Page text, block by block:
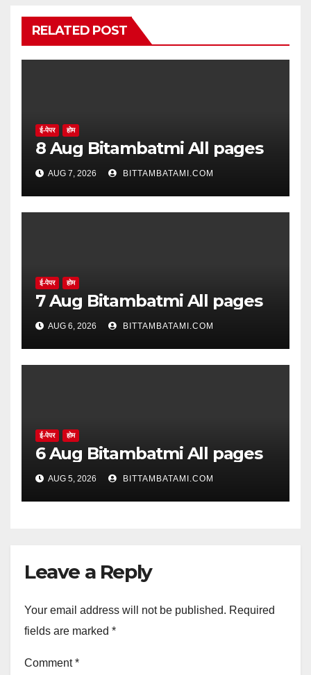
RELATED POST
ई-पेपर होम
8 Aug Bitambatmi All pages
AUG 7, 2026 BITTAMBATAMI.COM
ई-पेपर होम
7 Aug Bitambatmi All pages
AUG 6, 2026 BITTAMBATAMI.COM
ई-पेपर होम
6 Aug Bitambatmi All pages
AUG 5, 2026 BITTAMBATAMI.COM
Leave a Reply
Your email address will not be published. Required
fields are marked *
Comment*